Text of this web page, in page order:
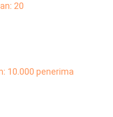
20
10.000 penerima